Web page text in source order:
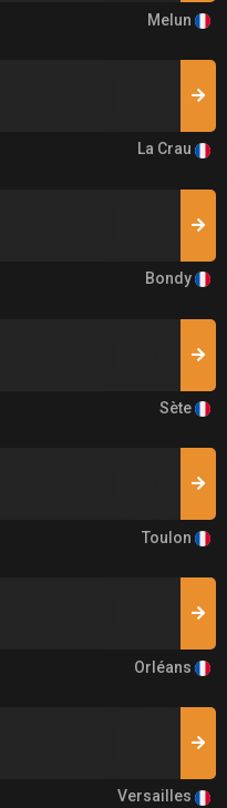
Melun
La Crau
Bondy
Sète
Toulon
Orléans
Versailles